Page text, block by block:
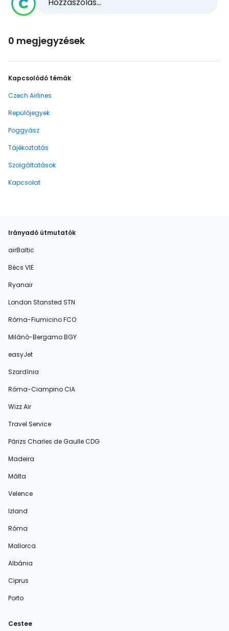
0 megjegyzések
Kapcsolódó témák
Czech Airlines
Repülőjegyek
Poggyász
Tájékoztatás
Szolgáltatások
Kapcsolat
Irányadó útmutatók
airBaltic
Bécs VIE
Ryanair
London Stansted STN
Róma-Fiumicino FCO
Milánó-Bergamo BGY
easyJet
Szardínia
Róma-Ciampino CIA
Wizz Air
Travel Service
Párizs Charles de Gaulle CDG
Madeira
Málta
Velence
Izland
Róma
Mallorca
Albánia
Ciprus
Porto
Cestee